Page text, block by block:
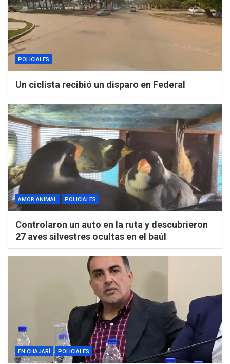
POLICIALES
Un ciclista recibió un disparo en Federal
AMOR ANIMAL POLICIALES
Controlaron un auto en la ruta y descubrieron
27 aves silvestres ocultas en el baúl
EN CHAJARÍ POLICIALES